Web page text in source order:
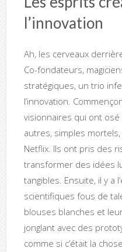
l’innovation
Ah, les cerveaux
Co-fondateurs,
stratégiques, un trio
l’innovation.
visionnaires qui ont
autres, simples
Netflix. Ils ont pris des
transformer des idées
tangibles. Ensuite, il y a
scientifiques fous de
blouses blanches et
jonglant avec des
comme si c’était la